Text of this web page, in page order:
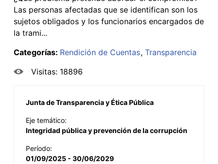
Las personas afectadas que se identifican son los
sujetos obligados y los funcionarios encargados de
la trami...
Categorías: Rendición de Cuentas Transparencia
Visitas: 18896
Junta de Transparencia y Ética Pública
Eje temático:
Integridad pública y prevención de la corrupción
Período:
01/09/2025 - 30/06/2029